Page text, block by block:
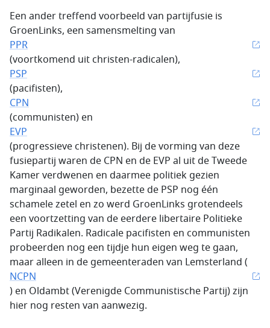
Een ander treffend voorbeeld van partijfusie is
GroenLinks, een samensmelting van
PPR
(voortkomend uit christen-radicalen),
PSP
(pacifisten),
CPN
(communisten) en
EVP
(progressieve christenen). Bij de vorming van deze
fusiepartij waren de CPN en de EVP al uit de Tweede
Kamer verdwenen en daarmee politiek gezien
marginaal geworden, bezette de PSP nog één
schamele zetel en zo werd GroenLinks grotendeels
een voortzetting van de eerdere libertaire Politieke
Partij Radikalen. Radicale pacifisten en communisten
probeerden nog een tijdje hun eigen weg te gaan,
maar alleen in de gemeenteraden van Lemsterland (
NCPN
) en Oldambt (Verenigde Communistische Partij) zijn
hier nog resten van aanwezig.